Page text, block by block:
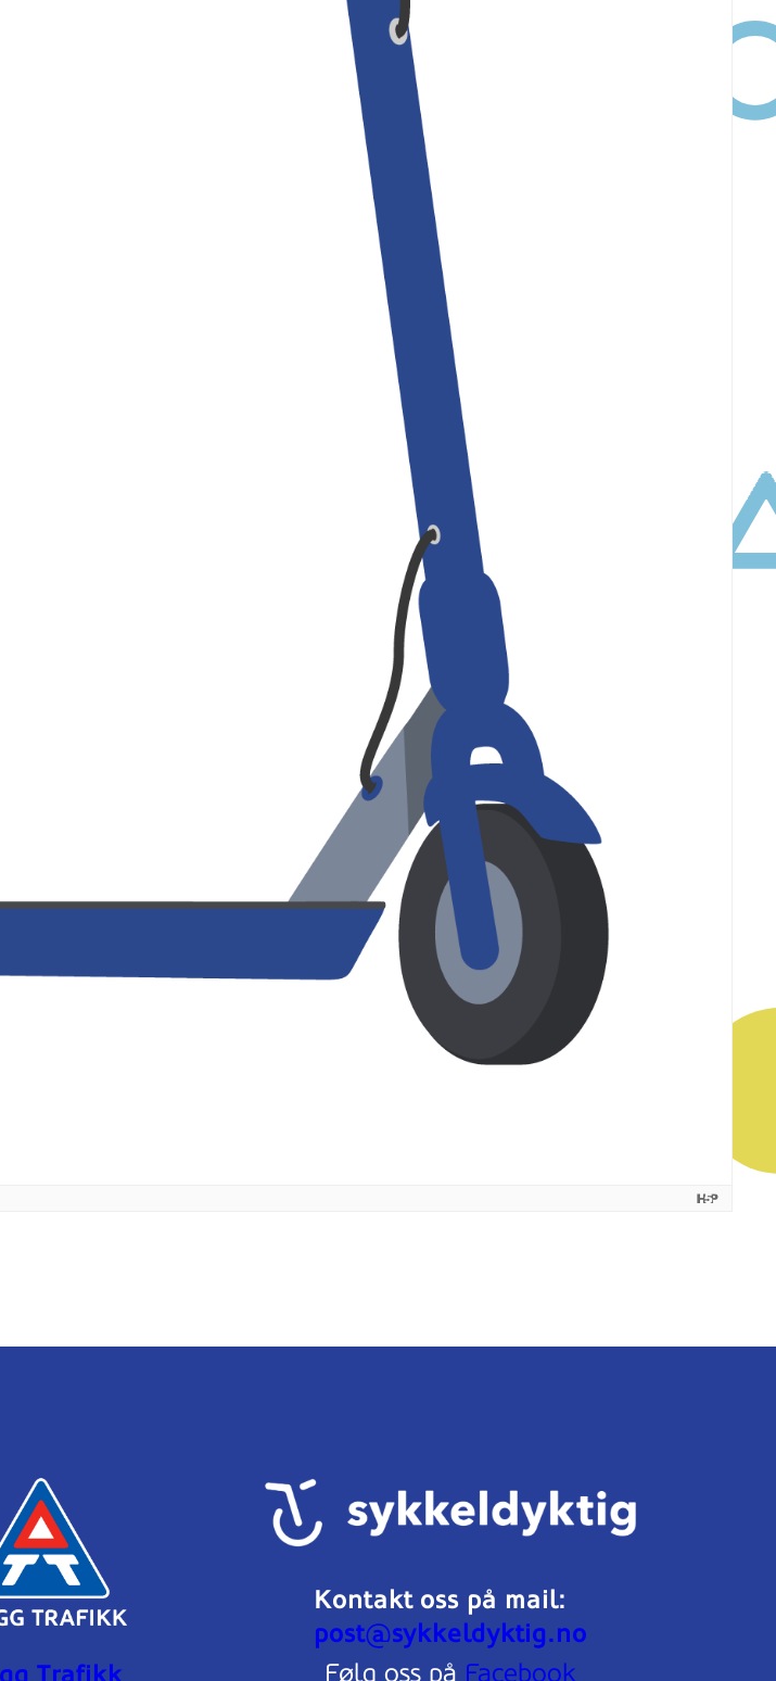
Trafikk
Kontakt oss på mail:
post@sykkeldyktig.no
Følg oss på Facebook